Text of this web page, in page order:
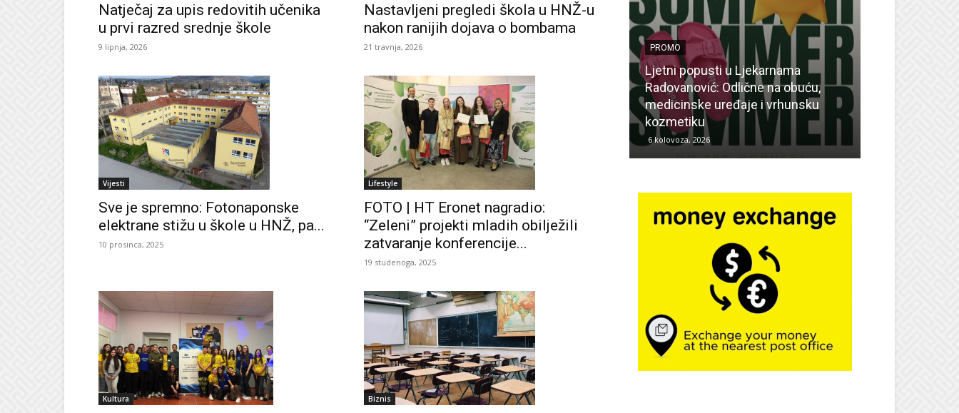
Natječaj za upis redovitih učenika
u prvi razred srednje škole
9 lipnja, 2026
Nastavljeni pregledi škola u HNŽ-u
nakon ranijih dojava o bombama
21 travnja, 2026
Vijesti
Sve je spremno: Fotonaponske
elektrane stižu u škole u HNŽ, pa...
10 prosinca, 2025
Lifestyle
FOTO | HT Eronet nagradio:
“Zeleni” projekti mladih obilježili
zatvaranje konferencije...
19 studenoga, 2025
Kultura Biznis
PROMO
Ljetni popusti u Ljekarnama
Radovanović: Odlične na obuću,
medicinske uređaje i vrhunsku
kozmetiku
6 kolovoza, 2026